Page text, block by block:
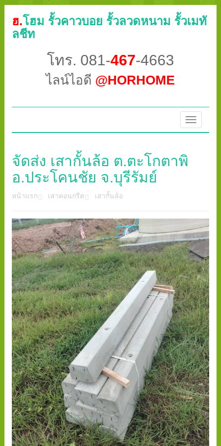
ฮ.โฮม รั้วคาวบอย รั้วลวดหนาม รั้วเมทั
ลชีท
โทร. 081-467-4663
ไลน์ไอดี @HORHOME
Toggle
จัดส่ง เสากั้นล้อ ต.ตะโกตาพิ
อ.ประโคนชัย จ.บุรีรัมย์
หน้าแรก เสาคอนกรีต เสากั้นล้อ